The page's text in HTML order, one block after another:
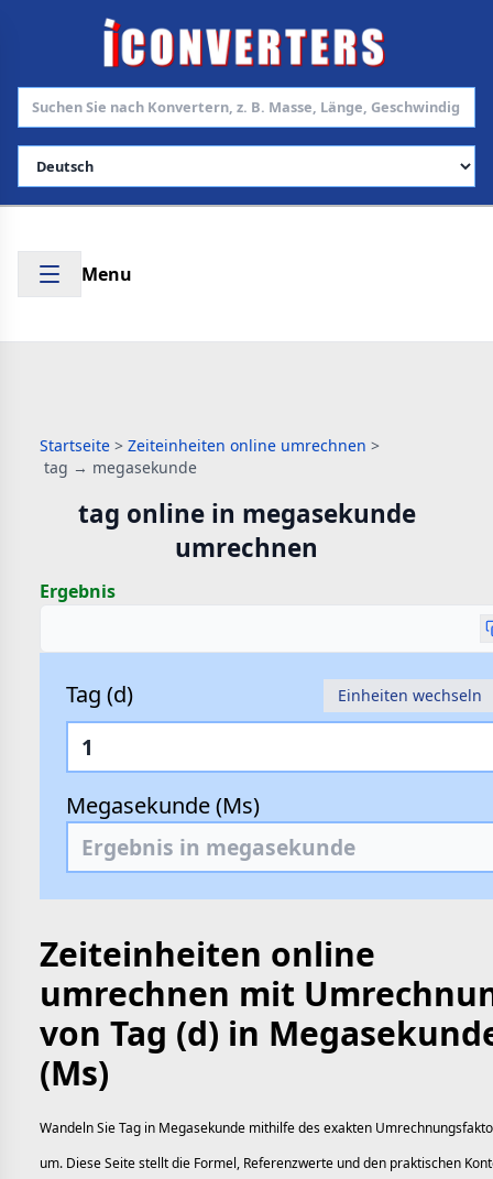
Sprache auswählen
Menu
Startseite > Zeiteinheiten online umrechnen >
tag → megasekunde
tag online in megasekunde
umrechnen
Ergebnis
Tag (d) Einheiten wechseln
Megasekunde (Ms)
Zeiteinheiten online
umrechnen mit
von Tag (d) in
(Ms)
Wandeln Sie Tag in Megasekunde mithilfe des exakten
um. Diese Seite stellt die Formel, Referenzwerte und den praktischen